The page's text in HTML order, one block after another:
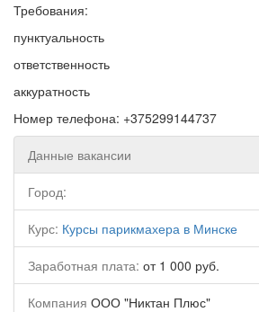
Требования:
пунктуальность
ответственность
аккуратность
Номер телефона: +375299144737
Данные вакансии
Город:
Курс: Курсы парикмахера в Минске
Заработная плата: от 1 000 руб.
Компания ООО "Никтан Плюс"